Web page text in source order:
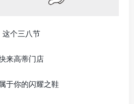
这个三八节
来高蒂门店
于你的闪耀之鞋